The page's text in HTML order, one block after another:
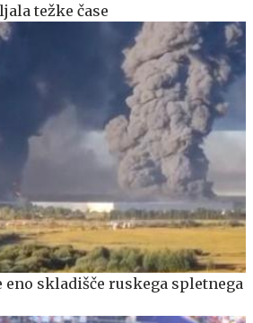
težke čase
eno skladišče ruskega spletnega